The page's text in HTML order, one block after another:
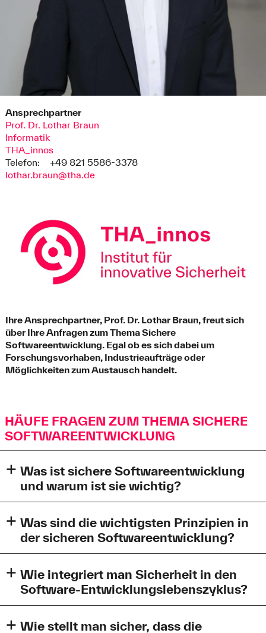
Ansprechpartner
Prof. Dr. Lothar Braun
Informatik
THA_innos
Telefon:
+49 821 5586-3378
lothar.braun@tha.de
Ihre Ansprechpartner, Prof. Dr. Lothar Braun, freut sich
über Ihre Anfragen zum Thema Sichere
Softwareentwicklung. Egal ob es sich dabei um
Forschungsvorhaben, Industrieaufträge oder
Möglichkeiten zum Austausch handelt.
HÄUFE FRAGEN ZUM THEMA SICHERE
SOFTWAREENTWICKLUNG
Was ist sichere Softwareentwicklung
und warum ist sie wichtig?
Sicherheitsaspekte von Anfang an in den gesamten
Entwicklungsprozess zu integrieren. Sie ist wichtig, um
Software vor unbefugtem Zugriff, Missbrauch und
anderen Sicherheitsverletzungen zu schützen,
insbesondere angesichts der zunehmenden Abhängigkeit
von digitalen Lösungen.
Was sind die wichtigsten Prinzipien in
der sicheren Softwareentwicklung?
Prinzipien besonders wichtig, um robuste und
widerstandsfähige Systeme zu schaffen.
Zentrale Prinzipien sind zum Beispiel die Folgenden:
Wie integriert man Sicherheit in den
Software-Entwicklungslebenszyklus?
Phasen - von der Anforderungsanalyse über Design und
Wie stellt man sicher, dass die